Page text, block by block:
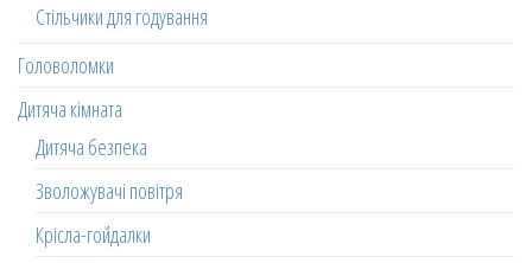
Стільчики для годування
Головоломки
Дитяча кімната
Дитяча безпека
Зволожувачі повітря
Крісла-гойдалки